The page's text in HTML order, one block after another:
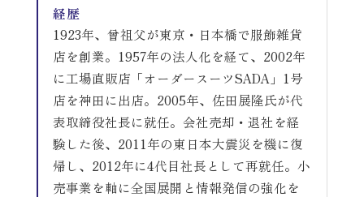
経歴
1923年、曾祖父が東京・日本橋で服飾雑貨
店を創業。1957年の法人化を経て、2002年
に工場直販店「オーダースーツSADA」1号
店を神田に出店。2005年、佐田展隆氏が代
表取締役社長に就任。会社売却・退社を経
験した後、2011年の東日本大震災を機に復
帰し、2012年に4代目社長として再就任。小
売事業を軸に全国展開と情報発信の強化を